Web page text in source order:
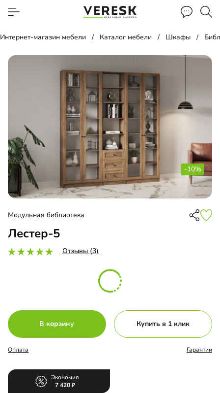
Интернет-магазин мебели Каталог мебели Шкафы
-10%
Модульная библиотека
Лестер-5
Отзывы (3)
В корзину Купить в 1 клик
Оплата Гарантии
Экономия
7 420